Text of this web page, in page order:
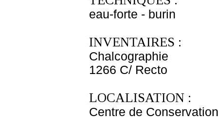
eau-forte - burin
INVENTAIRES :
Chalcographie
1266 C/ Recto
LOCALISATION :
Centre de